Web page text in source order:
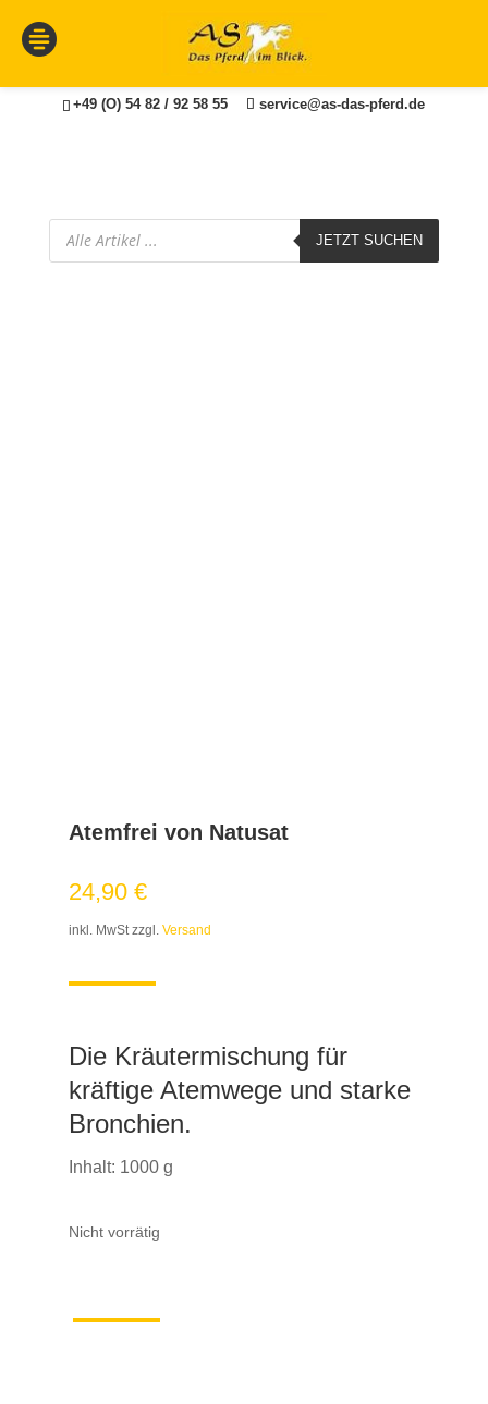
+49 (O) 54 82 / 92 58 55 service@as-das-pferd.de
Products
search
JETZT SUCHEN
Atemfrei von Natusat
24,90 €
inkl. MwSt zzgl. Versand
Die Kräutermischung für
kräftige Atemwege und starke
Bronchien.
Inhalt: 1000 g
Nicht vorrätig